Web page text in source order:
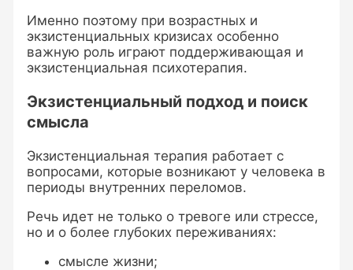
Именно поэтому при возрастных и
экзистенциальных кризисах особенно
важную роль играют поддерживающая и
экзистенциальная психотерапия.
Экзистенциальный подход и поиск
смысла
Экзистенциальная терапия работает с
вопросами, которые возникают у человека в
периоды внутренних переломов.
Речь идет не только о тревоге или стрессе,
но и о более глубоких переживаниях:
смысле жизни;